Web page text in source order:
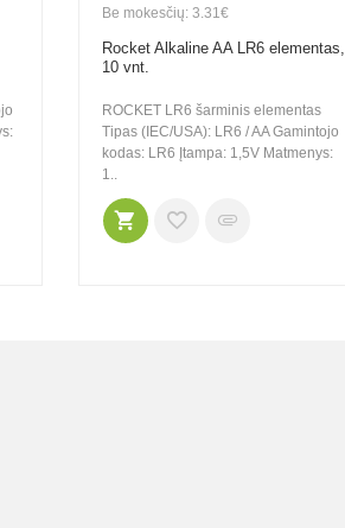
Be mokesčių: 3.31€
Rocket Alkaline AA LR6 elementas,
10 vnt.
ROCKET LR6 šarminis elementas
Tipas (IEC/USA): LR6 / AA Gamintojo
kodas: LR6 Įtampa: 1,5V Matmenys:
1..